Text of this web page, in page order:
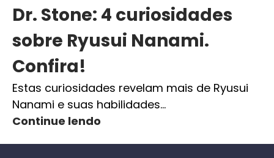
Dr. Stone: 4 curiosidades
sobre Ryusui Nanami.
Confira!
Estas curiosidades revelam mais de Ryusui
Nanami e suas habilidades…
Continue lendo